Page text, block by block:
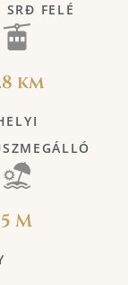
SRĐ FELÉ
km
5 M